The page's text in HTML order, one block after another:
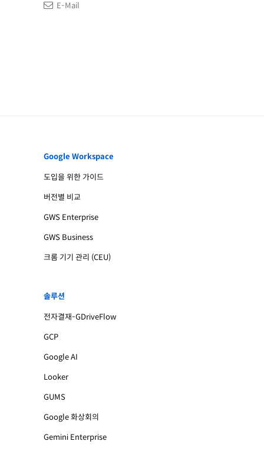
E-Mail
Google Workspace
도입을 위한 가이드
버전별 비교
GWS Enterprise
GWS Business
크롬 기기 관리 (CEU)
솔루션
전자결재-GDriveFlow
GCP
Google AI
Looker
GUMS
Google 화상회의
Gemini Enterprise